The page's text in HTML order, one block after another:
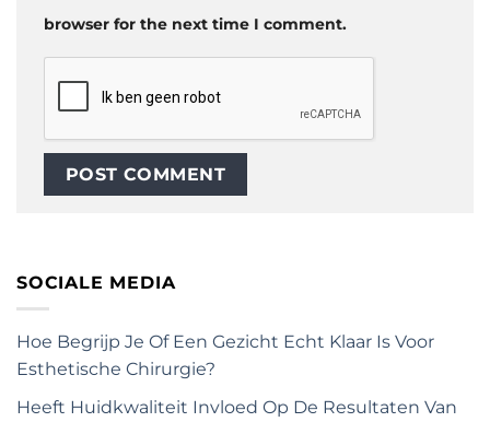
browser for the next time I comment.
SOCIALE MEDIA
Hoe Begrijp Je Of Een Gezicht Echt Klaar Is Voor
Esthetische Chirurgie?
Heeft Huidkwaliteit Invloed Op De Resultaten Van